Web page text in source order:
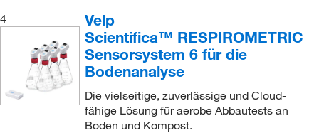
4
Velp
Scientifica™ RESPIROMETRIC
Sensorsystem 6 für die
Bodenanalyse
Die vielseitige, zuverlässige und Cloud-
fähige Lösung für aerobe Abbautests an
Boden und Kompost.